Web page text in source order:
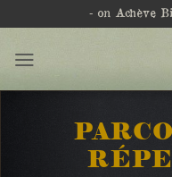
- on Achève